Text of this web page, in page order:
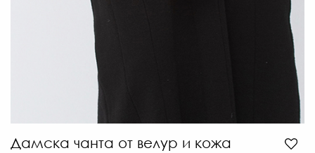
-
€
/
Дамска чанта от велур и кожа